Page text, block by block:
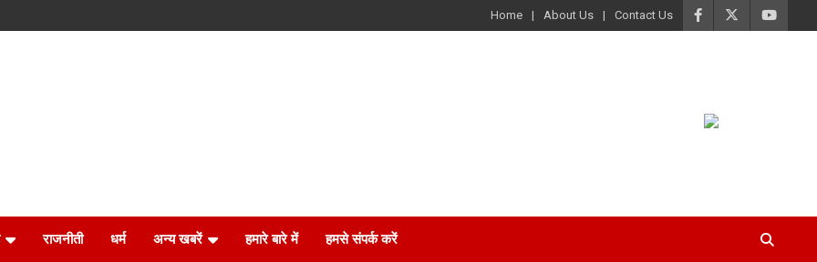
Home About Us Contact Us
राजनीती धर्म अन्य खबरें हमारे बारे में हमसे संपर्क करें